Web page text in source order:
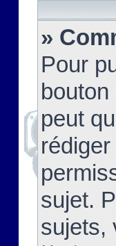
»
Pour
bouton
peut
sujet.
sujets,